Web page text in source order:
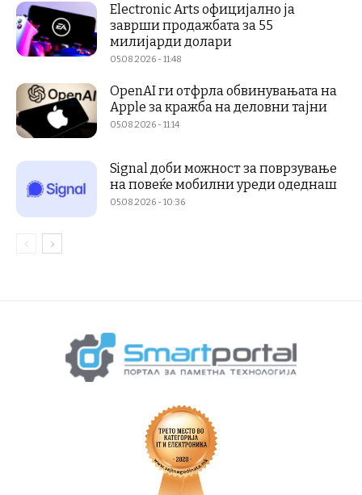
Electronic Arts официјално ја
заврши продажбата за 55
милијарди долари
05.08.2026 - 11:48
OpenAI ги отфрла обвинувањата на
Apple за кражба на деловни тајни
05.08.2026 - 11:14
Signal доби можност за поврзување
на повеќе мобилни уреди одеднаш
05.08.2026 - 10:36